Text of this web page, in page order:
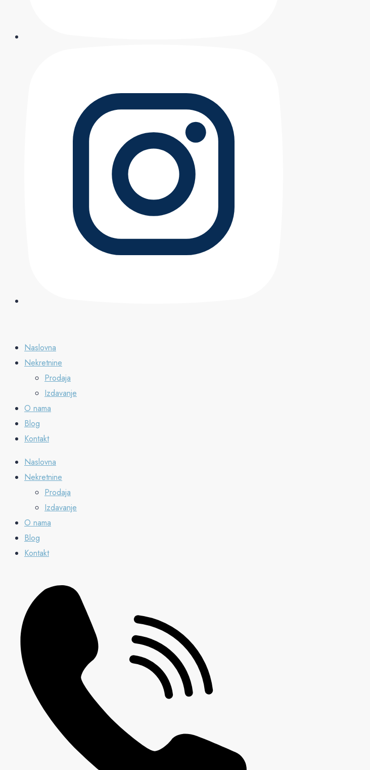
Naslovna
Nekretnine
Prodaja
Izdavanje
O nama
Blog
Kontakt
Naslovna
Nekretnine
Prodaja
Izdavanje
O nama
Blog
Kontakt